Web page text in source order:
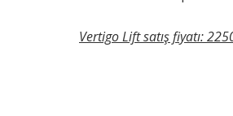
Vertigo Lift satış fiyatı: